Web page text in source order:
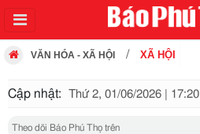
VĂN HÓA - XÃ HỘI XÃ HỘI
Cập nhật: Thứ 2, 01/06/2026 | 17:20
Theo dõi Báo Phú Thọ trên